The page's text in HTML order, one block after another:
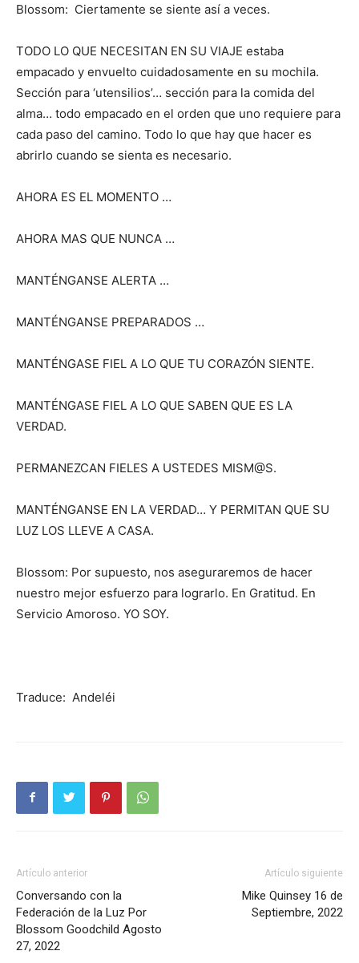
Blossom: Ciertamente se siente así a veces.
TODO LO QUE NECESITAN EN SU VIAJE estaba
empacado y envuelto cuidadosamente en su mochila.
Sección para ‘utensilios’… sección para la comida del
alma… todo empacado en el orden que uno requiere para
cada paso del camino. Todo lo que hay que hacer es
abrirlo cuando se sienta es necesario.
AHORA ES EL MOMENTO …
AHORA MAS QUE NUNCA …
MANTÉNGANSE ALERTA …
MANTÉNGANSE PREPARADOS …
MANTÉNGASE FIEL A LO QUE TU CORAZÓN SIENTE.
MANTÉNGASE FIEL A LO QUE SABEN QUE ES LA
VERDAD.
PERMANEZCAN FIELES A USTEDES MISM@S.
MANTÉNGANSE EN LA VERDAD… Y PERMITAN QUE SU
LUZ LOS LLEVE A CASA.
Blossom: Por supuesto, nos aseguraremos de hacer
nuestro mejor esfuerzo para lograrlo. En Gratitud. En
Servicio Amoroso. YO SOY.
Traduce: Andeléi
Artículo anterior
Conversando con la
Federación de la Luz Por
Blossom Goodchild Agosto
27, 2022
Artículo siguiente
Mike Quinsey 16 de
Septiembre, 2022